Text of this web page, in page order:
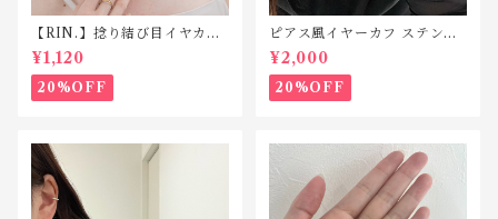
【RIN.】捻り結び目イヤカ
フ C048
¥1,120
20%OFF
ピアス風イヤーカフ ステンレ
ス SP212
¥2,000
20%OFF